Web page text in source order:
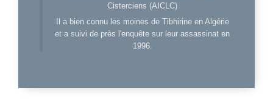
Cisterciens (AICLC)
Il a bien connu les moines de Tibhirine en Algérie
et a suivi de près l'enquête sur leur assassinat en
1996.